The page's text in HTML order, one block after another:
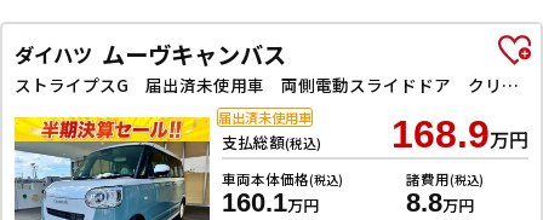
ダイハツ ムーヴキャンバス
ストライプスG 届出済未使用車 両側電動スライドドア クリアランスソナー 衝突被害軽減システム オートライト LEDヘッドランプ スマートキー アイドリングストップ 電動格納ミラー シートヒーター ベンチシート
支払総額(税込) 168.9万円
車両本体価格(税込)
160.1万円
諸費用(税込)
8.8万円
届出済未使用車